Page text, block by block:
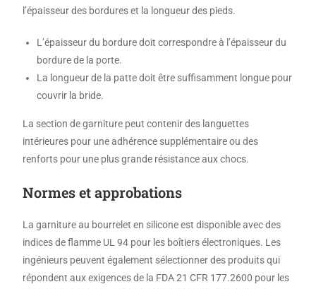
l’épaisseur des bordures et la longueur des pieds.
L’épaisseur du bordure doit correspondre à l’épaisseur du
bordure de la porte.
La longueur de la patte doit être suffisamment longue pour
couvrir la bride.
La section de garniture peut contenir des languettes
intérieures pour une adhérence supplémentaire ou des
renforts pour une plus grande résistance aux chocs.
Normes et approbations
La garniture au bourrelet en silicone est disponible avec des
indices de flamme UL 94 pour les boîtiers électroniques. Les
ingénieurs peuvent également sélectionner des produits qui
répondent aux exigences de la FDA 21 CFR 177.2600 pour les